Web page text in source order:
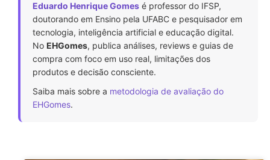
Eduardo Henrique Gomes é professor do IFSP,
doutorando em Ensino pela UFABC e pesquisador em
tecnologia, inteligência artificial e educação digital.
No EHGomes, publica análises, reviews e guias de
compra com foco em uso real, limitações dos
produtos e decisão consciente.
Saiba mais sobre a metodologia de avaliação do
EHGomes.